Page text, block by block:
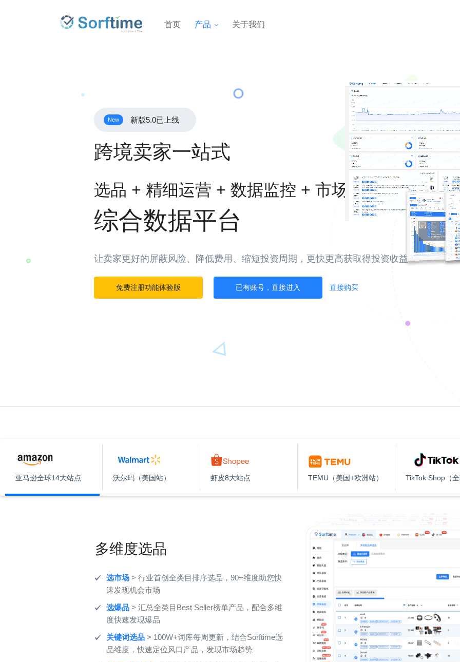
首页 产品 关于我们
New 新版5.0已上线
跨境卖家一站式
选品 + 精细运营 + 数据监控 + 市场挖掘
综合数据平台
让卖家更好的屏蔽风险、降低费用、缩短投资周期，更快更高获取得投资收益
免费注册功能体验版 已有账号，直接进入 直接购买
亚马逊全球14大站点 沃尔玛（美国站） 虾皮8大站点 TEMU（美国+欧洲站） TikTok Shop（
多维度选品
选市场 > 行业首创全类目排序选品，90+维度助您快
速发现机会市场
选爆品 > 汇总全类目Best Seller榜单产品，配合多维
度快速发现爆品
关键词选品 > 100W+词库每周更新，结合Sorftime选
品维度，快速定位风口产品，发现市场趋势